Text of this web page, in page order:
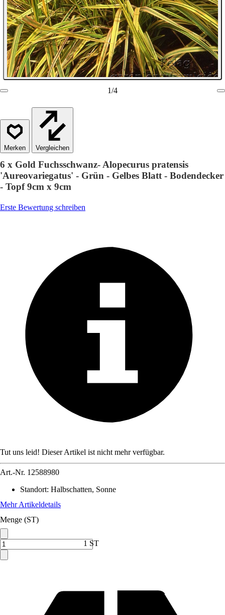
1/4
Vergleichen
6 x Gold Fuchsschwanz- Alopecurus pratensis
'Aureovariegatus' - Grün - Gelbes Blatt - Bodendecker
- Topf 9cm x 9cm
Erste Bewertung schreiben
Tut uns leid! Dieser Artikel ist nicht mehr verfügbar.
Art.-Nr. 12588980
Standort: Halbschatten, Sonne
Mehr Artikeldetails
Menge (ST)
1 ST